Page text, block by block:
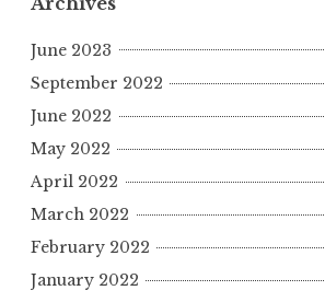
June 2023
September 2022
June 2022
May 2022
April 2022
March 2022
February 2022
January 2022